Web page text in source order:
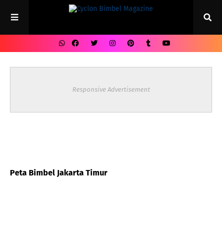
Responsive Advertisement
Peta Bimbel Jakarta Timur